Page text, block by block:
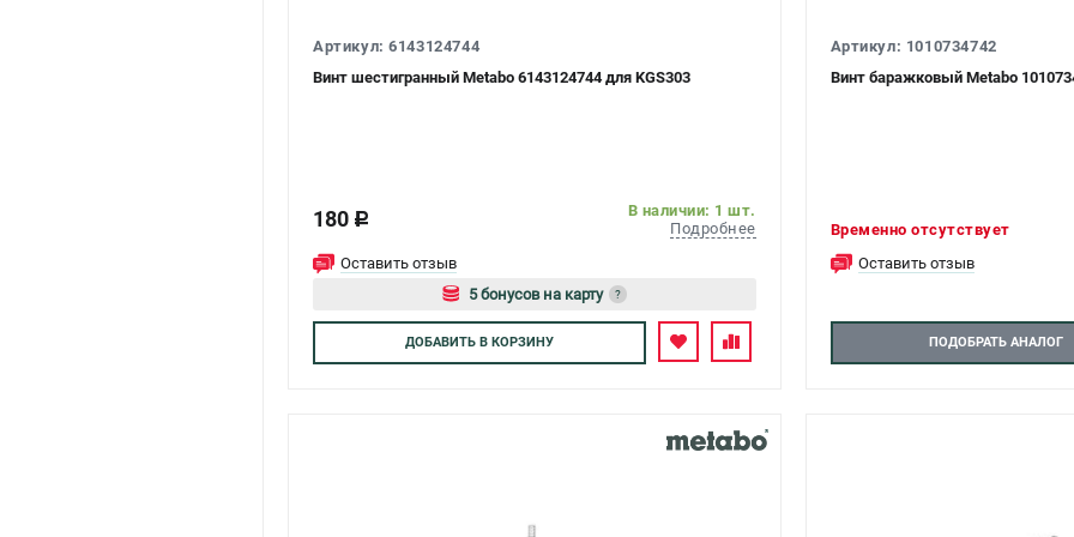
Артикул: 6143124744
Винт шестигранный Metabo 6143124744 для KGS303
180 c
В наличии: 1 шт.
Подробнее
Оставить отзыв
5 бонусов на карту
?
Авторизуйтесь
ДОБАВИТЬВ КОРЗИНУ
Артикул: 1010734742
Винт баражковый Metabo
Временно отсутствует
Оставить отзыв
ПОДОБРАТЬ АНАЛОГ